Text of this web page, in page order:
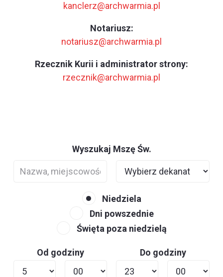
kanclerz@archwarmia.pl
Notariusz:
notariusz@archwarmia.pl
Rzecznik Kurii i administrator strony:
rzecznik@archwarmia.pl
Wyszukaj Mszę Św.
Niedziela
Dni powszednie
Święta poza niedzielą
Od godziny Do godziny